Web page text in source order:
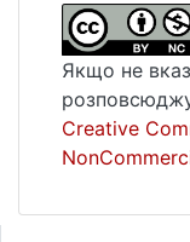
Якщо не
Creative